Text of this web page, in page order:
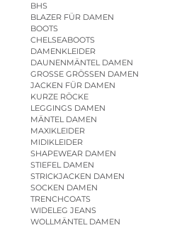
BHS
BLAZER FÜR DAMEN
BOOTS
CHELSEABOOTS
DAMENKLEIDER
DAUNENMÄNTEL DAMEN
GROSSE GRÖSSEN DAMEN
JACKEN FÜR DAMEN
KURZE RÖCKE
LEGGINGS DAMEN
MÄNTEL DAMEN
MAXIKLEIDER
MIDIKLEIDER
SHAPEWEAR DAMEN
STIEFEL DAMEN
STRICKJACKEN DAMEN
SOCKEN DAMEN
TRENCHCOATS
WIDELEG JEANS
WOLLMÄNTEL DAMEN